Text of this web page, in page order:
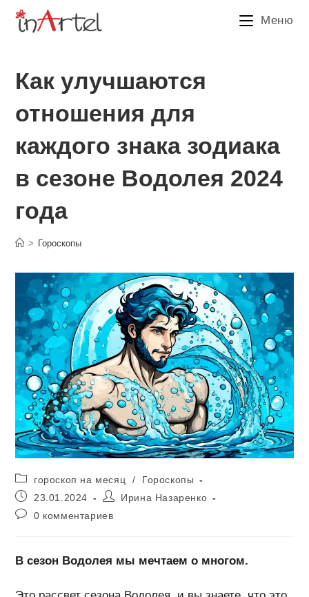
Перейти
Меню
Как улучшаются
отношения для
каждого знака зодиака
в сезоне Водолея 2024
года
> Гороскопы
Рубрика
записи:
гороскоп на месяц /
Гороскопы
Запись
опубликована:
23.01.2024
АвторИрина Назаренко
Комментарии
0 комментариев
В сезон Водолея мы мечтаем о многом.